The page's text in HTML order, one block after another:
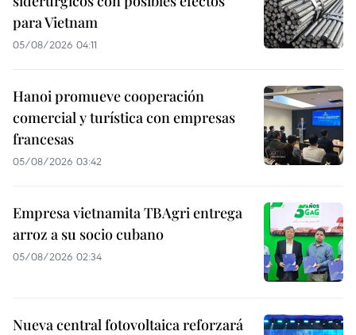
para Vietnam
05/08/2026 04:11
Hanoi promueve cooperación
comercial y turística con empresas
francesas
05/08/2026 03:42
Empresa vietnamita TBAgri entrega
arroz a su socio cubano
05/08/2026 02:34
Nueva central fotovoltaica reforzará